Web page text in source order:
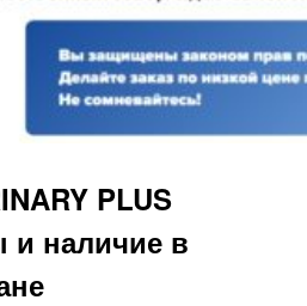
PLUS
и наличие в